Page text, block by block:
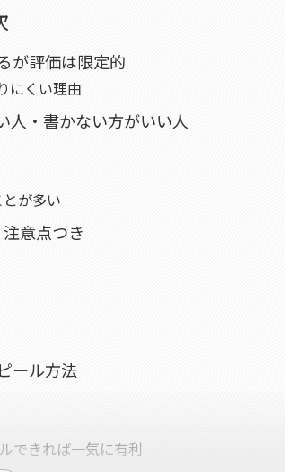
が評価は限定的
にくい理由
人・書かない方がいい人
が多い
意点つき
ール方法
できれば一気に有利